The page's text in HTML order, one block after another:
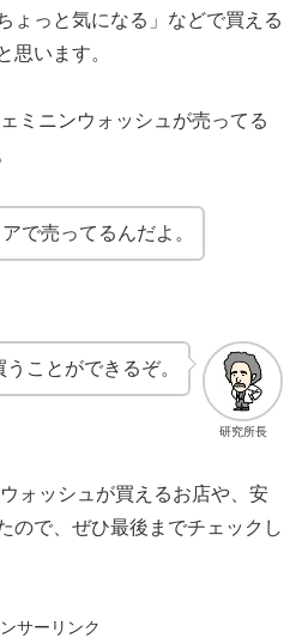
ょっと気になる」などで買える
思います。
ミニンウォッシュが売ってる
で売ってるんだよ。
研究所長
ことができるぞ。
ォッシュが買えるお店や、安
ので、ぜひ最後までチェックし
サーリンク